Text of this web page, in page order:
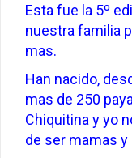
Esta fue la 5º
nuestra familia
mas.
Han nacido,
mas de 250
Chiquitina y yo
de ser mamas y